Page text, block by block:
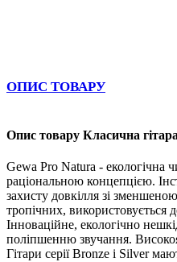
ОПИС ТОВАРУ
Опис товару Класична
Gewa Pro Natura - екологічна
раціональною концепцією.
захисту довкілля зі
тропічних, використовується
Інноваційне, екологічно
поліпшенню звучання.
Гітари серії Bronze і Silver